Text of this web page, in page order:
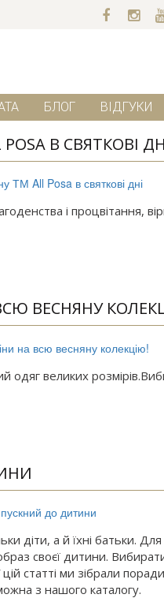
БЛОГ ВІДГУКИ
В СВЯТКОВІ
і процвітання,
ВЕСНЯНУ
великих
діти, а й їхні батьки.
своєї дитини.
статті ми зібрали поради
з нашого каталогу.